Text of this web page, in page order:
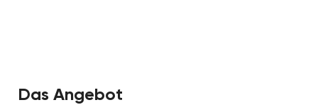
Das Angebot